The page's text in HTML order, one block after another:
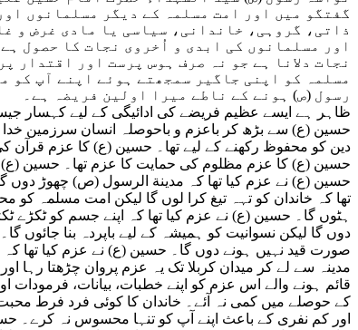
گفتگو میں اور امت مسلمہ کے دیگر مسلمانوں
ذاتی، گروہی، خاندانی، سیاسی یا مادی غرض و
اور مسلمانوں کی ابدی و اُخروی نجات کا حصول
نجات دلانا ہے جو نہ صرف ہوس پرست اور
مسلمہ کو اپنی جاگیر سمجھتے ہوئے اپنے آپ کو
رسول (ص) ہونے کے ناطے میرا اولین فریضہ ہے۔
ظاہر ہے ایسے عظیم فریضے کی ادائیگی کے لیے کہسار
حسین (ع) سے بڑھ کر باعزم و باحوصلہ انسان سرزمین
دین کو محفوظ رکھنے کے لیے تھا۔ حسین (ع) کا عزم قرآن
حسین (ع) کا عزم مظلوم کی حمایت کا عزم تھا۔ حسین (ع)
حسین (ع) نے عزم کیا تھا کہ مدینة الرسول (ص) چھوڑ
تھا کہ خاندان کو تہہ تیغ کرا لوں گا لیکن امت مسلمہ
ہٹوں گا۔ حسین (ع) نے عزم کیا تھا کہ اپنے جسم کو ٹکڑے
دوں گا لیکن نسوانیت کو ہمیشہ کے لیے باپردہ بنا جائوں
صورت قید نہیں ہونے دوں گا۔ حسین (ع) نے عزم کیا تھا کہ
مدینہ سے لے کر میدان کربلا تک یہ عزم پروان چڑھتا رہا
قائم ہونے والے اس عزم کو اپنے خطبات، بیانات،
کے حوصلے میں کمی نہ آئے۔ خاندان کا کوئی فرد فرط
اور کم نفری کے باعث اپنے آپ کو تنہا محسوس نہ کرے۔